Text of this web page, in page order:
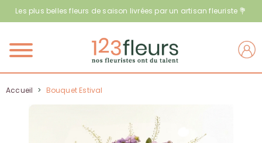
Les plus belles fleurs de saison livrées par un artisan fleuriste 💐
Menu
Accueil > Bouquet Estival